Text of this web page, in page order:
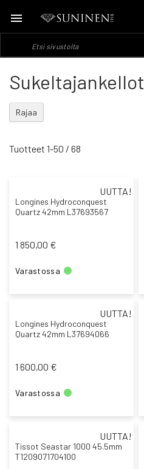
Sukeltajankellot
Tuotteet 1-50 / 68
UUTTA!
Longines Hydroconquest
Quartz 42mm L37693567
1 850,00 €
Varastossa
UUTTA!
Longines Hydroconquest
Quartz 42mm L37694066
1 600,00 €
Varastossa
UUTTA!
Tissot Seastar 1000 45.5mm
T1209071704100
Rajaa